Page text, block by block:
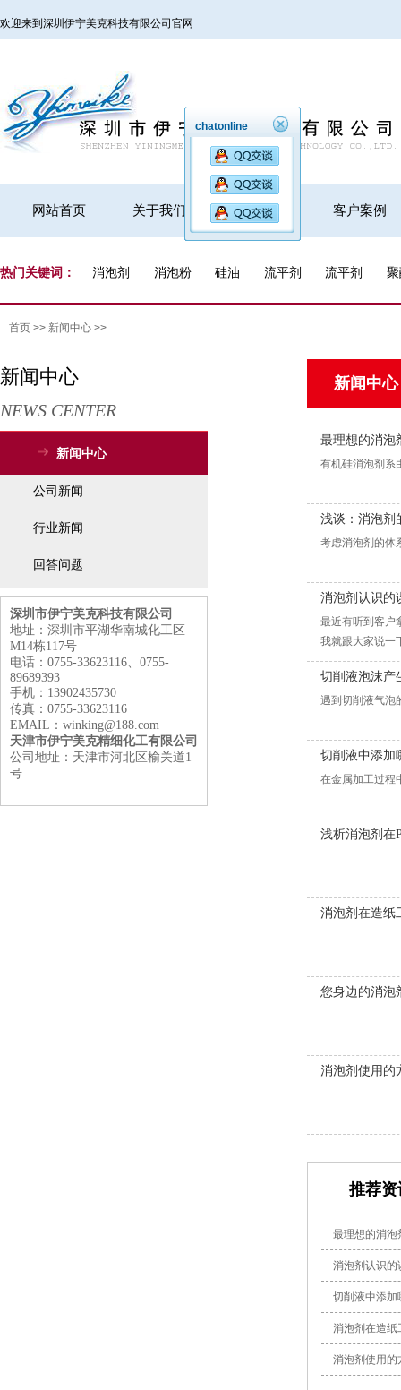
欢迎来到深圳伊宁美克科技有限公司官网
网站首页 关于我们 产品展示 客户案例
热门关键词： 消泡剂 消泡粉 硅油 流平剂 流平剂
首页 >> 新闻中心 >>
新闻中心
最理想的消泡
有机硅消泡剂系
浅谈：消泡剂
考虑消泡剂的体
消泡剂认识的
最近有听到客户
我就跟大家说一
切削液泡沫产
遇到切削液气泡
切削液中添加
在金属加工过程
浅析消泡剂在
消泡剂在造纸
您身边的消泡
消泡剂使用的
推荐资
最理想的消泡
消泡剂认识的
切削液中添加
消泡剂在造纸
消泡剂使用的
新闻中心
NEWS CENTER
新闻中心
公司新闻
行业新闻
回答问题
深圳市伊宁美克科技有限公司
地址：深圳市平湖华南城化工区
M14栋117号
电话：0755-33623116、0755-
89689393
手机：13902435730
传真：0755-33623116
EMAIL：winking@188.com
天津市伊宁美克精细化工有限公司
公司地址：天津市河北区榆关道1
号
chatonline